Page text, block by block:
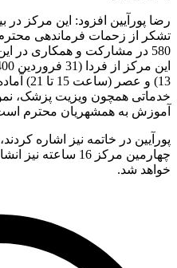
580 در مشارکت و همکاری در
13) و عصر
همچون ویزیت پزشک،
به همشهریان محترم است.
در خاتمه نیز اشاره کردند،
چهارمین مرکز 16 ساعته
شد.